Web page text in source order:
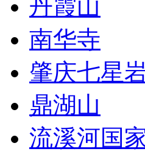
丹霞山
南华寺
肇庆七星
鼎湖山
流溪河国